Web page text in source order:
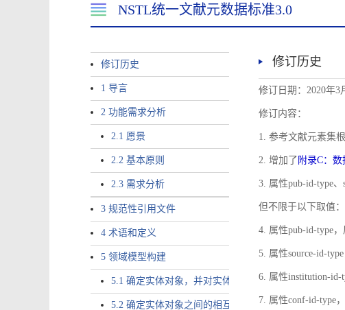
NSTL统一文献元数据标准3.0
修订历史
1 导言
2 功能需求分析
2.1 愿景
2.2 基本原则
2.3 需求分析
3 规范性引用文件
4 术语和定义
5 领域模型构建
5.1 确定实体对象，并对实体对象命名
5.2 确定实体对象之间的相互关系，定义实体对象之间
修订历史
修订日期：2020年3
修订内容：
1. 参考文献元素集
2. 增加了 附录C：
3. 属性pub-id-type
但不限于以下取值
4. 属性pub-id-type，
5. 属性source-id-
6. 属性institution-id-
7. 属性conf-id-type